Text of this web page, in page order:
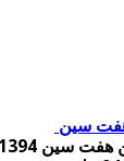
سین